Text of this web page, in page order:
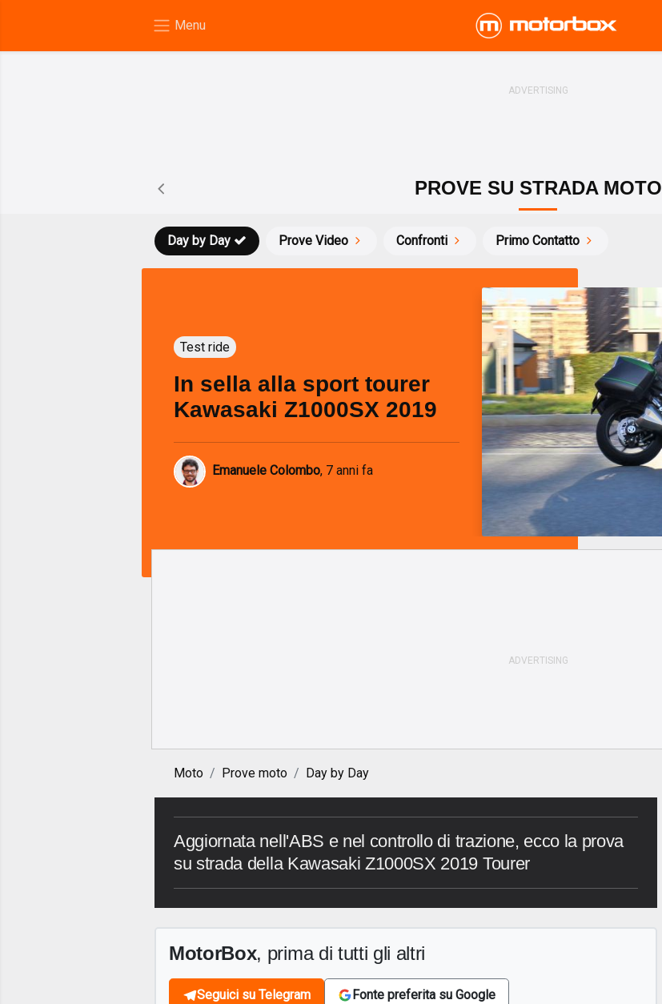
PROVE SU STRADA MOTO
Prove Video Confronti Primo Contatto
Day by Day
Test ride
In sella alla sport tourer
Kawasaki Z1000SX 2019
Emanuele Colombo, 7 anni fa
Moto Prove moto Day by Day
Aggiornata nell'ABS e nel controllo di trazione, ecco la prova
su strada della Kawasaki Z1000SX 2019 Tourer
MotorBox, prima di tutti gli altri
Seguici su Telegram Fonte preferita su Google